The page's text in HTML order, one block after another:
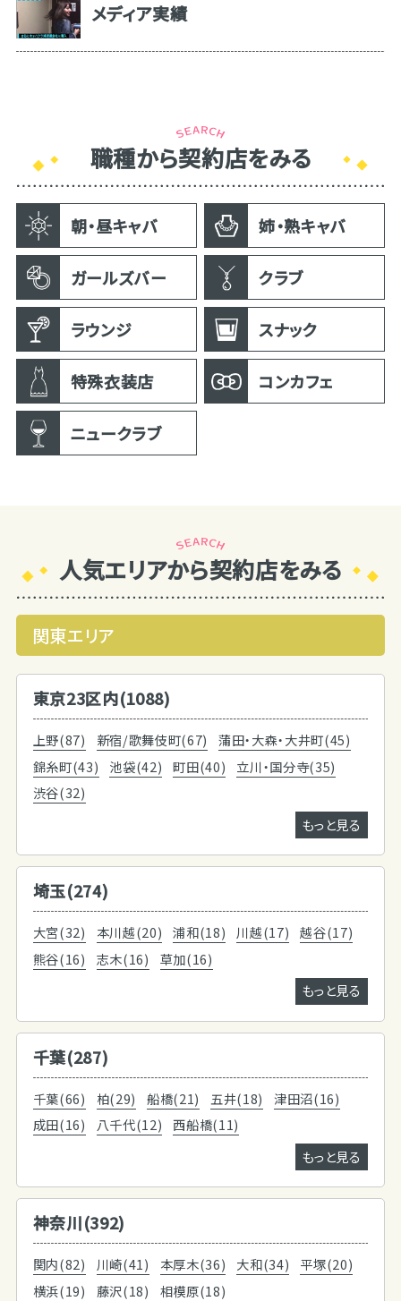
メディア実績
職種から契約店をみる
朝・昼キャバ 姉・熟キャバ
ガールズバー クラブ
ラウンジ スナック
特殊衣装店 コンカフェ
ニュークラブ
人気エリアから契約店をみる
関東エリア
東京23区内(1088)
上野(87) 新宿/歌舞伎町(67)
蒲田・大森・大井町(45)
錦糸町(43)
池袋(42) 町田(40)
立川・国分寺(35)
渋谷(32)
もっと見る
埼玉(274)
大宮(32) 本川越(20) 浦和(18) 川越(17)
越谷(17)
熊谷(16)
志木(16)
草加(16)
もっと見る
千葉(287)
千葉(66) 柏(29) 船橋(21) 五井(18)
津田沼(16)
成田(16)
八千代(12)
西船橋(11)
もっと見る
神奈川(392)
関内(82) 川崎(41) 本厚木(36) 大和(34)
平塚(20)
横浜(19)
藤沢(18)
相模原(18)